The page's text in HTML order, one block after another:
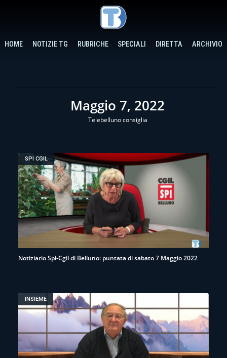
HOME NOTIZIE TG RUBRICHE SPECIALI DIRETTA ARCHIVIO
Maggio 7, 2022
Telebelluno consiglia
SPI CGIL
Notiziario Spi-Cgil di Belluno: puntata di sabato 7 Maggio 2022
INSIEME